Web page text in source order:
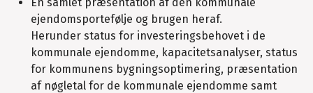
ejendomsportefølje og brugen heraf.
Herunder status for investeringsbehovet i de
kommunale ejendomme, kapacitetsanalyser, status
for kommunens bygningsoptimering, præsentation
af nøgletal for de kommunale ejendomme samt